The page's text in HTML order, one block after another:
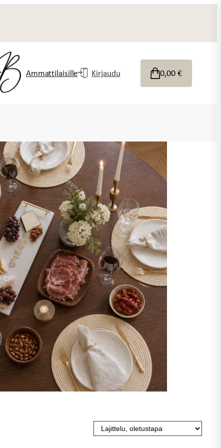
Ammattilaisille Kirjaudu 0,00€